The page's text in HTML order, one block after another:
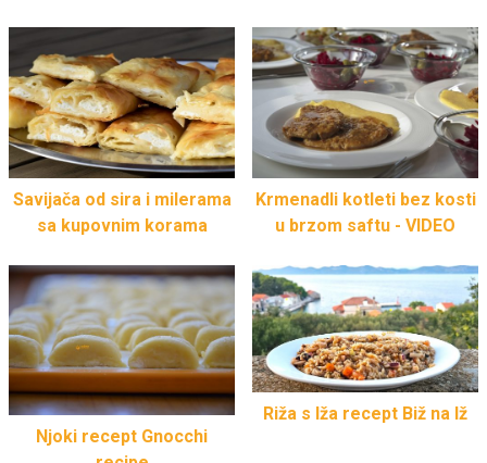
Savijača od sira i milerama
sa kupovnim korama
Krmenadli kotleti bez kosti
u brzom saftu - VIDEO
Njoki recept Gnocchi
Riža s Iža recept Biž na Iž